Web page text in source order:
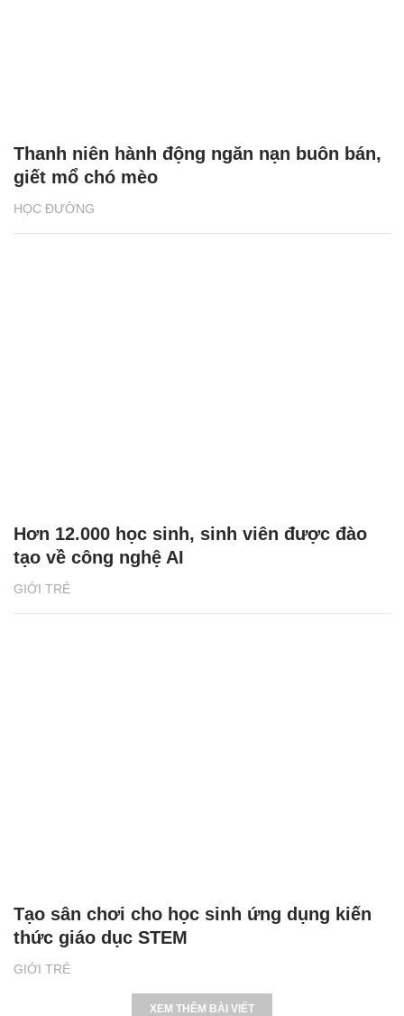
HỌC ĐƯỜNG
Thanh niên hành động ngăn nạn buôn bán,
giết mổ chó mèo
GIỚI TRẺ
Hơn 12.000 học sinh, sinh viên được đào
tạo về công nghệ AI
GIỚI TRẺ
Tạo sân chơi cho học sinh ứng dụng kiến
thức giáo dục STEM
XEM THÊM BÀI VIẾT